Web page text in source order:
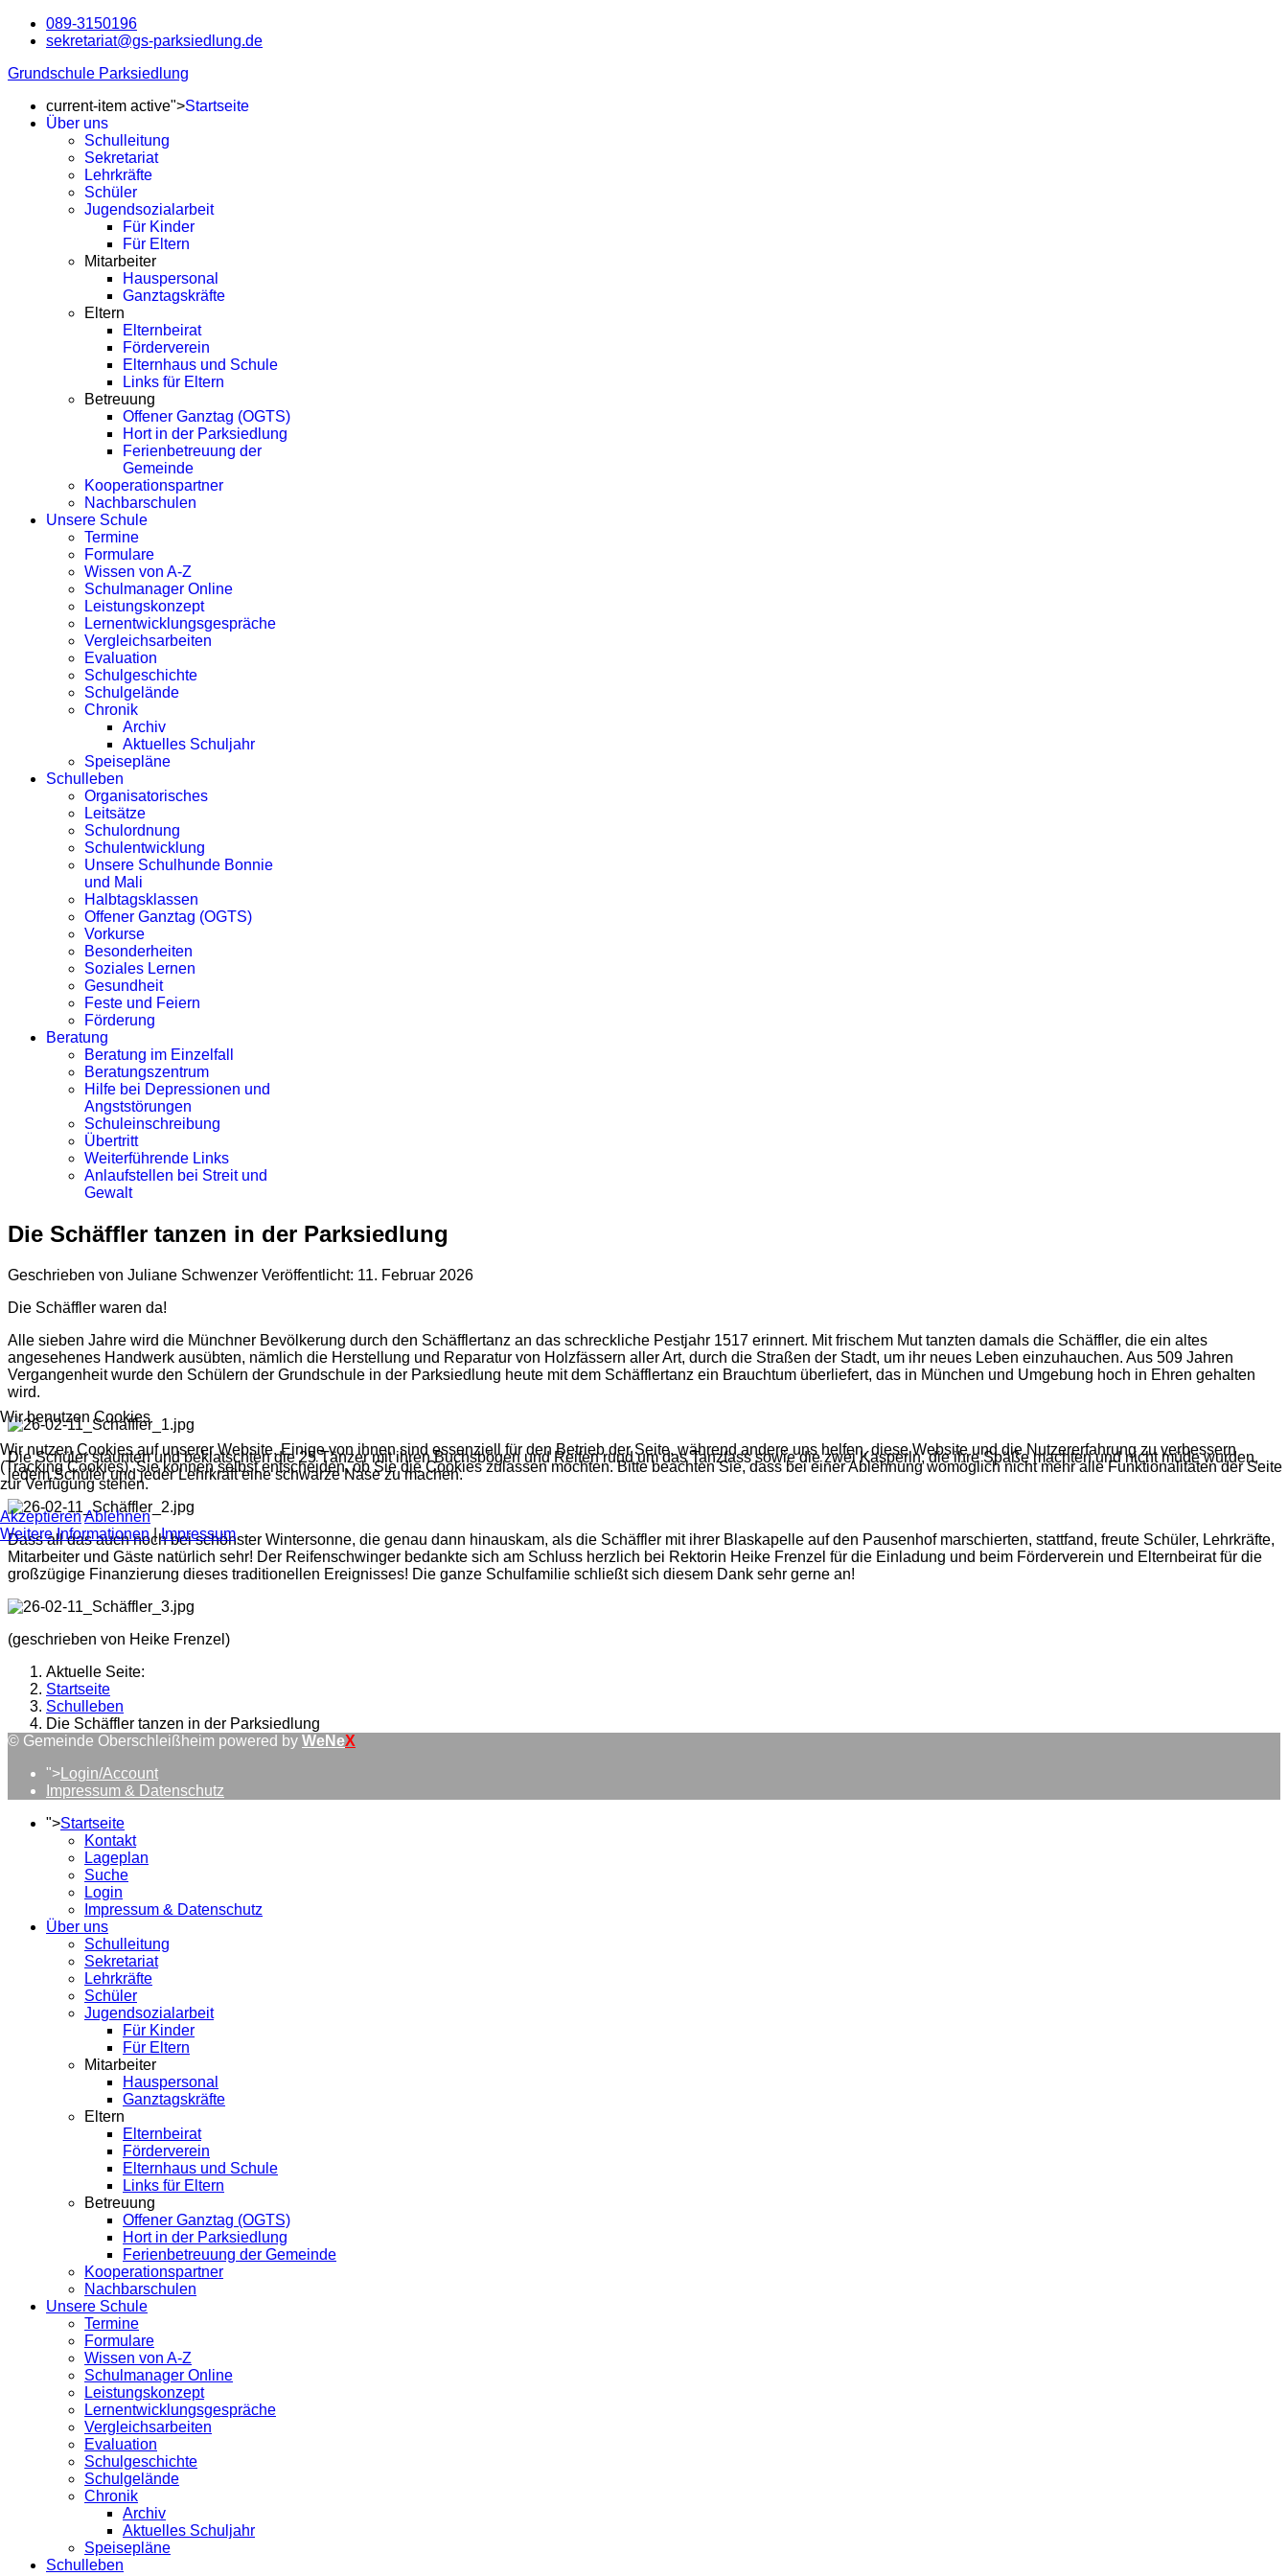
089-3150196
sekretariat@gs-parksiedlung.de
Grundschule Parksiedlung
current-item active">Startseite
Über uns
Schulleitung
Sekretariat
Lehrkräfte
Schüler
Jugendsozialarbeit
Für Kinder
Für Eltern
Mitarbeiter
Hauspersonal
Ganztagskräfte
Eltern
Elternbeirat
Förderverein
Elternhaus und Schule
Links für Eltern
Betreuung
Offener Ganztag (OGTS)
Hort in der Parksiedlung
Ferienbetreuung der
Gemeinde
Kooperationspartner
Nachbarschulen
Unsere Schule
Termine
Formulare
Wissen von A-Z
Schulmanager Online
Leistungskonzept
Lernentwicklungsgespräche
Vergleichsarbeiten
Evaluation
Schulgeschichte
Schulgelände
Chronik
Archiv
Aktuelles Schuljahr
Speisepläne
Schulleben
Organisatorisches
Leitsätze
Schulordnung
Schulentwicklung
Unsere Schulhunde Bonnie
und Mali
Halbtagsklassen
Offener Ganztag (OGTS)
Vorkurse
Besonderheiten
Soziales Lernen
Gesundheit
Feste und Feiern
Förderung
Beratung
Beratung im Einzelfall
Beratungszentrum
Hilfe bei Depressionen und
Angststörungen
Schuleinschreibung
Übertritt
Weiterführende Links
Anlaufstellen bei Streit und
Gewalt
Die Schäffler tanzen in der Parksiedlung
Geschrieben von Juliane Schwenzer Veröffentlicht: 11. Februar 2026
Die Schäffler waren da!
Alle sieben Jahre wird die Münchner Bevölkerung durch den Schäfflertanz an das schreckliche Pestjahr 1517 erinnert. Mit frischem Mut tanzten damals die Schäffler, die ein altes
angesehenes Handwerk ausübten, nämlich die Herstellung und Reparatur von Holzfässern aller Art, durch die Straßen der Stadt, um ihr neues Leben einzuhauchen. Aus 509 Jahren
Vergangenheit wurde den Schülern der Grundschule in der Parksiedlung heute mit dem Schäfflertanz ein Brauchtum überliefert, das in München und Umgebung hoch in Ehren gehalten
wird.
Die Schüler staunten und beklatschten die 25 Tänzer mit ihren Buchsbögen und Reifen rund um das Tanzfass sowie die zwei Kasperln, die ihre Späße machten und nicht müde wurden,
jedem Schüler und jeder Lehrkraft eine schwarze Nase zu machen.
Dass all das auch noch bei schönster Wintersonne, die genau dann hinauskam, als die Schäffler mit ihrer Blaskapelle auf den Pausenhof marschierten, stattfand, freute Schüler, Lehrkräfte,
Mitarbeiter und Gäste natürlich sehr! Der Reifenschwinger bedankte sich am Schluss herzlich bei Rektorin Heike Frenzel für die Einladung und beim Förderverein und Elternbeirat für die
großzügige Finanzierung dieses traditionellen Ereignisses! Die ganze Schulfamilie schließt sich diesem Dank sehr gerne an!
(geschrieben von Heike Frenzel)
Aktuelle Seite:
Startseite
Schulleben
Die Schäffler tanzen in der Parksiedlung
© Gemeinde Oberschleißheim powered by WeNeX
"> Login/Account
Impressum & Datenschutz
">Startseite
Kontakt
Lageplan
Suche
Login
Impressum & Datenschutz
Über uns
Schulleitung
Sekretariat
Lehrkräfte
Schüler
Jugendsozialarbeit
Für Kinder
Für Eltern
Mitarbeiter
Hauspersonal
Ganztagskräfte
Eltern
Elternbeirat
Förderverein
Elternhaus und Schule
Links für Eltern
Betreuung
Offener Ganztag (OGTS)
Hort in der Parksiedlung
Ferienbetreuung der Gemeinde
Kooperationspartner
Nachbarschulen
Unsere Schule
Termine
Formulare
Wissen von A-Z
Schulmanager Online
Leistungskonzept
Lernentwicklungsgespräche
Vergleichsarbeiten
Evaluation
Schulgeschichte
Schulgelände
Chronik
Archiv
Aktuelles Schuljahr
Speisepläne
Schulleben
Wir benutzen Cookies
Wir nutzen Cookies auf unserer Website. Einige von ihnen sind essenziell für den Betrieb der Seite, während andere uns helfen, diese Website und die Nutzererfahrung zu verbessern
(Tracking Cookies). Sie können selbst entscheiden, ob Sie die Cookies zulassen möchten. Bitte beachten Sie, dass bei einer Ablehnung womöglich nicht mehr alle Funktionalitäten der Seite
zur Verfügung stehen.
AkzeptierenAblehnen
Weitere Informationen|Impressum